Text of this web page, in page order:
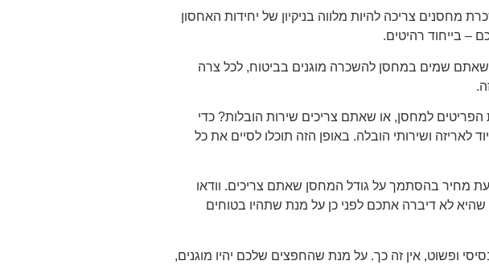
מחסנים צריכה להיות מלווה בניקיון של יחידות האחסון
– בייחוד רהיטים.
שמים במחסן להשכרה מוגנים בביטוח, לכל צרה
למחסן, או שאתם צריכים שירות הובלות? כדי
לאריזה ושירותי הובלה. באופן הזה תוכלו לסיים את כל
בהסתמך על גודל המחסן שאתם צריכים. וודאו
לא דיברה אתכם לפני כן על מנת שתהיו בטוחים
ופשוט, אין זה כך. על מנת שהחפצים שלכם יהיו מוגנים,